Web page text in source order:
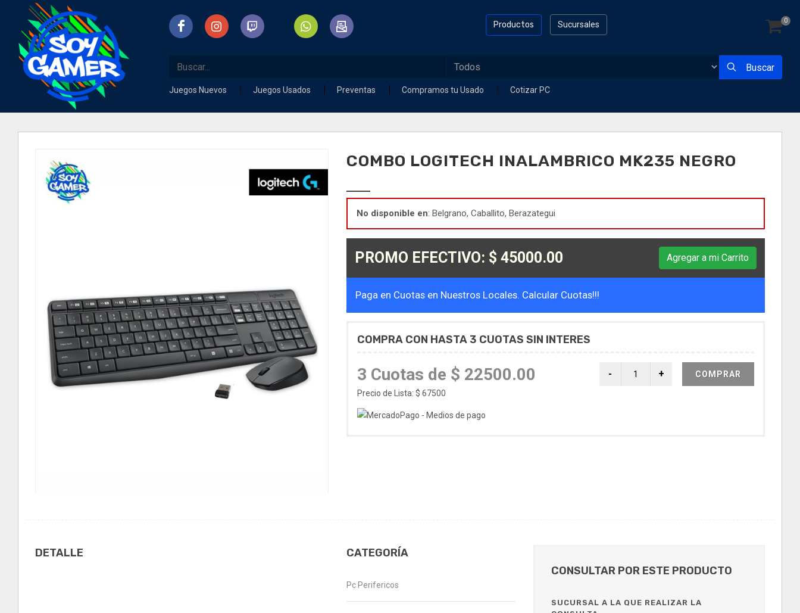
Sucursales
Productos 0
Buscar
Juegos Nuevos Juegos Usados Preventas Compramos tu Usado Cotizar PC
COMBO LOGITECH INALAMBRICO MK235 NEGRO
No disponible en: Belgrano, Caballito, Berazategui
PROMO EFECTIVO: $ 45000.00 Agregar a mi Carrito
Paga en Cuotas en Nuestros Locales. Calcular Cuotas!!!
COMPRA CON HASTA 3 CUOTAS SIN INTERES
3 Cuotas de $ 22500.00
Precio de Lista: $ 67500
COMPRAR
DETALLE CATEGORÍA
Pc Perifericos
CONSULTAR POR ESTE PRODUCTO
SUCURSAL A LA QUE REALIZAR LA